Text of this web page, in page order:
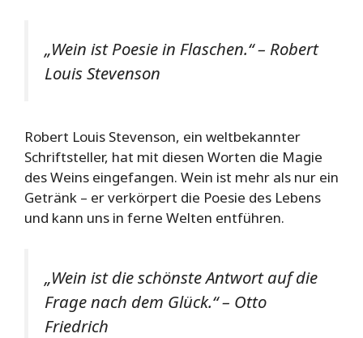
„Wein ist Poesie in Flaschen.“ – Robert
Louis Stevenson
Robert Louis Stevenson, ein weltbekannter
Schriftsteller, hat mit diesen Worten die Magie
des Weins eingefangen. Wein ist mehr als nur ein
Getränk – er verkörpert die Poesie des Lebens
und kann uns in ferne Welten entführen.
„Wein ist die schönste Antwort auf die
Frage nach dem Glück.“ – Otto
Friedrich